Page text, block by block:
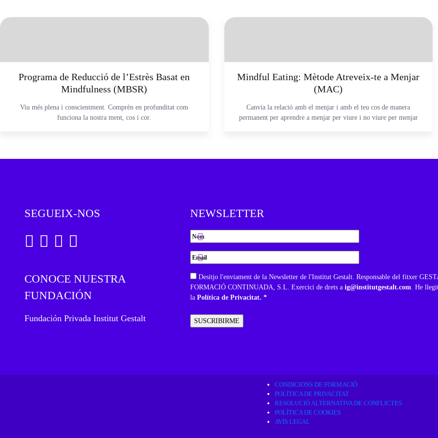
Programa de Reducció de l’Estrès Basat en
Mindfulness (MBSR)
Viu més plena i conscientment. Comprèn en profunditat com
funciona la nostra ment, cos i cor.
Mindful Eating: Mètode Atreveix-te a Menjar
(MAC)
Canvia la relació amb el menjar i amb el teu cos de manera
permanent per aprendre a menjar per viure i no viure per menjar
SEGUEIX-NOS
CONOCE NUESTRA
FUNDACIÓN
Fundación Privada Institut Gestalt
NEWSLETTER
Desitjo l'enviament de la Newsletter de l'Institut Gestalt. Responsable del fitxer
FORMACIÓ CONTINUADA, S.L. Exercici de drets a ig@institutgestalt.com. He
la Política de Privacitat. *
CONDICIONS DE FORMACIÓ
POLÍTICA DE PRIVACITAT
RESOLUCIÓ ALTERNATIVA DE CONFLICTES
POLÍTICA DE COOKIES
AVÍS LEGAL